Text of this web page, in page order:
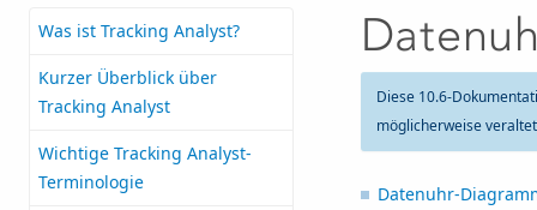
Was ist Tracking Analyst?
Kurzer Überblick über
Tracking Analyst
Wichtige Tracking Analyst-
Terminologie
Diese 10.6-
möglicherweise
Datenuhr-